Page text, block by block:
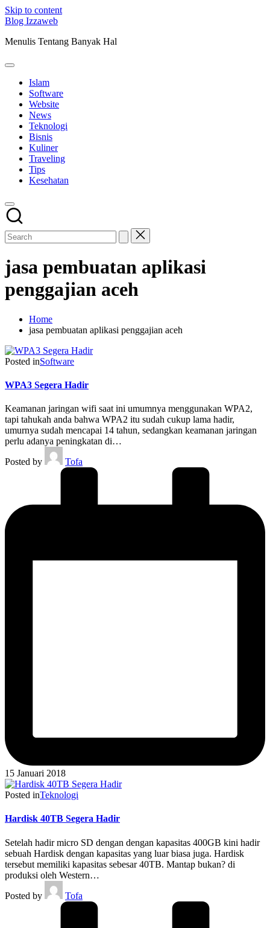
Skip to content
Blog Izzaweb
Menulis Tentang Banyak Hal
Islam
Software
Website
News
Teknologi
Bisnis
Kuliner
Traveling
Tips
Kesehatan
jasa pembuatan aplikasi
penggajian aceh
Home
jasa pembuatan aplikasi penggajian aceh
Posted inSoftware
WPA3 Segera Hadir
Keamanan jaringan wifi saat ini umumnya menggunakan WPA2,
tapi tahukah anda bahwa WPA2 itu sudah cukup lama hadir,
umurnya sudah mencapai 14 tahun, sedangkan keamanan jaringan
perlu adanya peningkatan di…
Posted by
Tofa
15 Januari 2018
Posted inTeknologi
Hardisk 40TB Segera Hadir
Setelah hadir micro SD dengan dengan kapasitas 400GB kini hadir
sebuah Hardisk dengan kapasitas yang luar biasa juga. Hardisk
tersebut memiliki kapasitas sebesar 40TB. Mantap bukan? di
produksi oleh Western…
Posted by
Tofa